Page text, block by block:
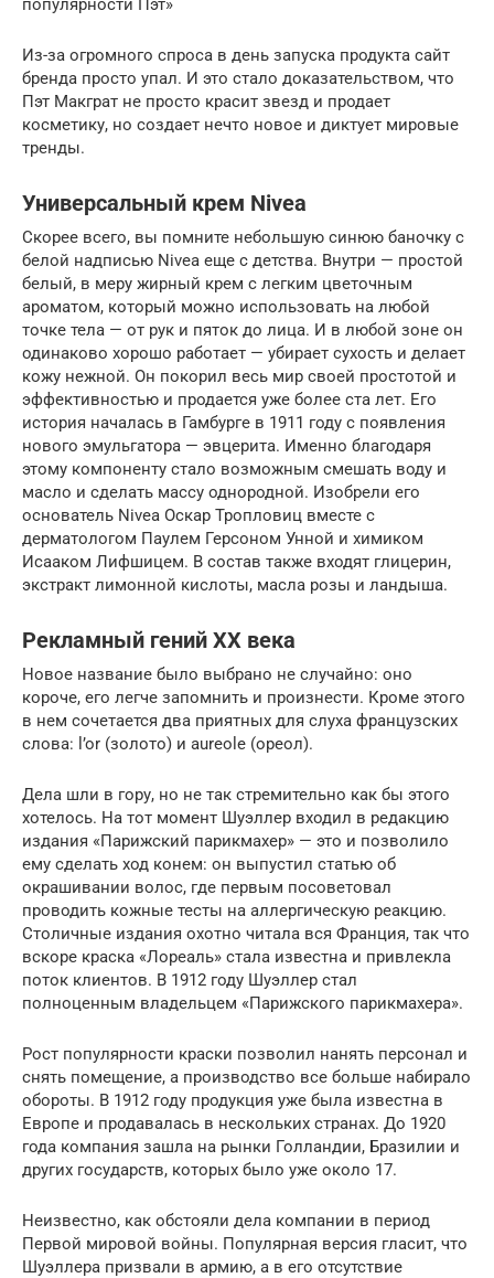
популярности Пэт»
Из-за огромного спроса в день запуска продукта сайт
бренда просто упал. И это стало доказательством, что
Пэт Макграт не просто красит звезд и продает
косметику, но создает нечто новое и диктует мировые
тренды.
Универсальный крем Nivea
Скорее всего, вы помните небольшую синюю баночку с
белой надписью Nivea еще c детства. Внутри — простой
белый, в меру жирный крем с легким цветочным
ароматом, который можно использовать на любой
точке тела — от рук и пяток до лица. И в любой зоне он
одинаково хорошо работает — убирает сухость и делает
кожу нежной. Он покорил весь мир своей простотой и
эффективностью и продается уже более ста лет. Его
история началась в Гамбурге в 1911 году с появления
нового эмульгатора — эвцерита. Именно благодаря
этому компоненту стало возможным смешать воду и
масло и сделать массу однородной. Изобрели его
основатель Nivea Оскар Тропловиц вместе с
дерматологом Паулем Герсоном Унной и химиком
Исааком Лифшицем. В состав также входят глицерин,
экстракт лимонной кислоты, масла розы и ландыша.
Рекламный гений XX века
Новое название было выбрано не случайно: оно
короче, его легче запомнить и произнести. Кроме этого
в нем сочетается два приятных для слуха французских
слова: l’or (золото) и aureole (ореол).
Дела шли в гору, но не так стремительно как бы этого
хотелось. На тот момент Шуэллер входил в редакцию
издания «Парижский парикмахер» — это и позволило
ему сделать ход конем: он выпустил статью об
окрашивании волос, где первым посоветовал
проводить кожные тесты на аллергическую реакцию.
Столичные издания охотно читала вся Франция, так что
вскоре краска «Лореаль» стала известна и привлекла
поток клиентов. В 1912 году Шуэллер стал
полноценным владельцем «Парижского парикмахера».
Рост популярности краски позволил нанять персонал и
снять помещение, а производство все больше набирало
обороты. В 1912 году продукция уже была известна в
Европе и продавалась в нескольких странах. До 1920
года компания зашла на рынки Голландии, Бразилии и
других государств, которых было уже около 17.
Неизвестно, как обстояли дела компании в период
Первой мировой войны. Популярная версия гласит, что
Шуэллера призвали в армию, а в его отсутствие